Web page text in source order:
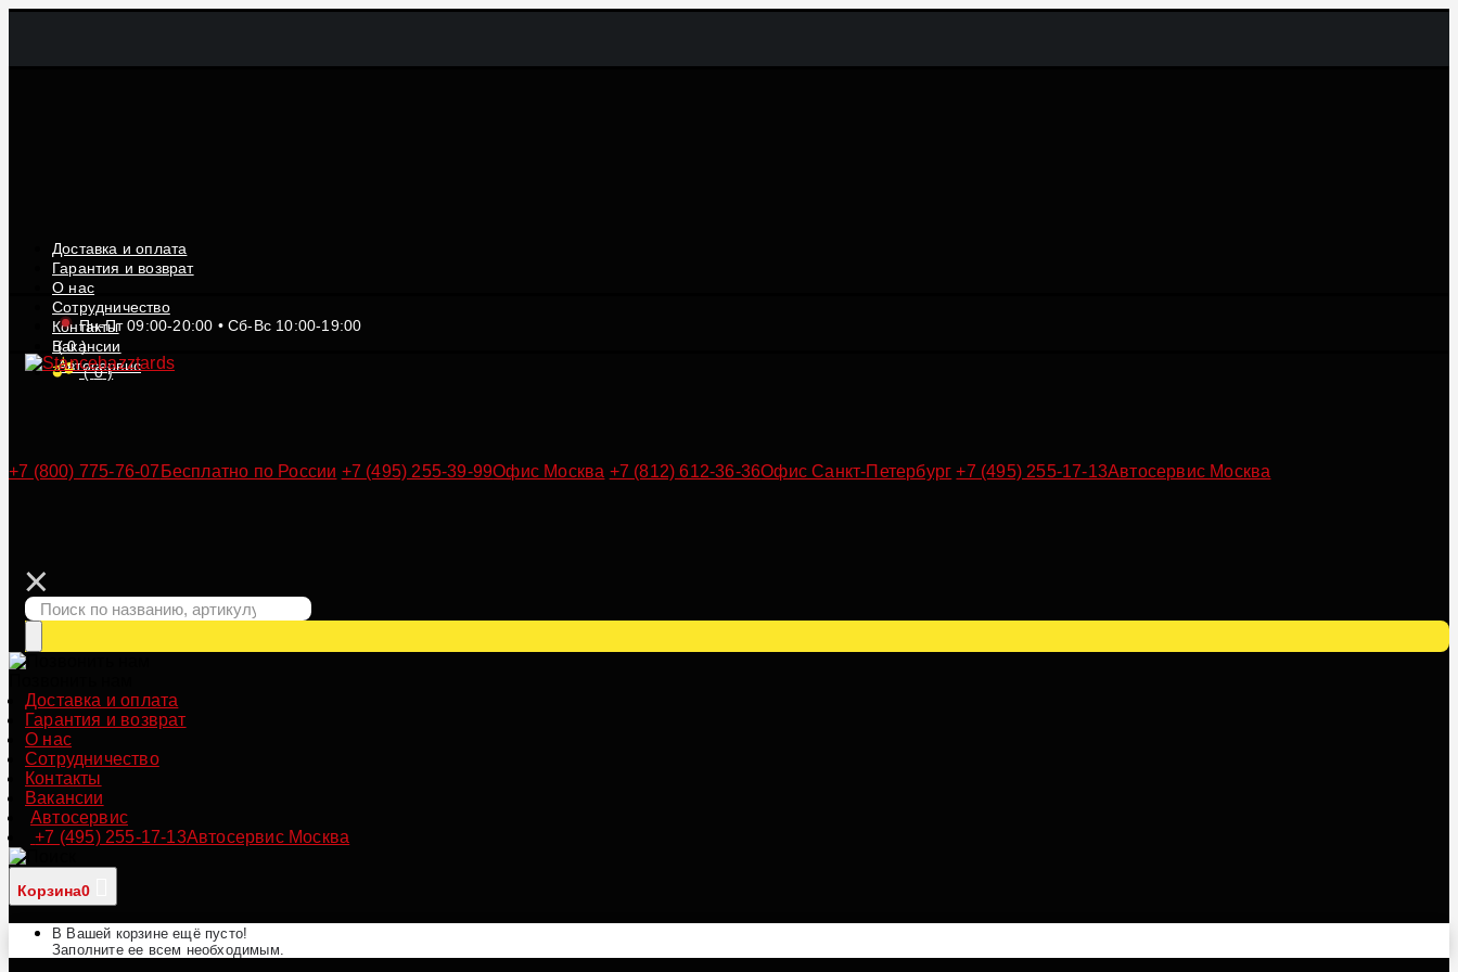
Доставка и оплата
Гарантия и возврат
О нас
Сотрудничество
Контакты
Вакансии
Автосервис
Пн-Пт 09:00-20:00 • Сб-Вс 10:00-19:00
(0)
(0)
+7 (800) 775-76-07 Бесплатно по России +7 (495) 255-39-99Офис Москва +7 (812) 612-36-36Офис Санкт-Петербург +7 (495) 255-17-13Автосервис Москва
Доставка и оплата
Гарантия и возврат
О нас
Сотрудничество
Контакты
Вакансии
Автосервис
+7 (495) 255-17-13Автосервис Москва
Корзина0
В Вашей корзине ещё пусто!
Заполните ее всем необходимым.